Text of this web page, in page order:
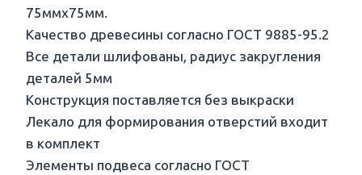
75ммх75мм.
Качество древесины согласно ГОСТ 9885-95.2
Все детали шлифованы, радиус закругления
деталей 5мм
Конструкция поставляется без выкраски
Лекало для формирования отверстий входит
в комплект
Элементы подвеса согласно ГОСТ